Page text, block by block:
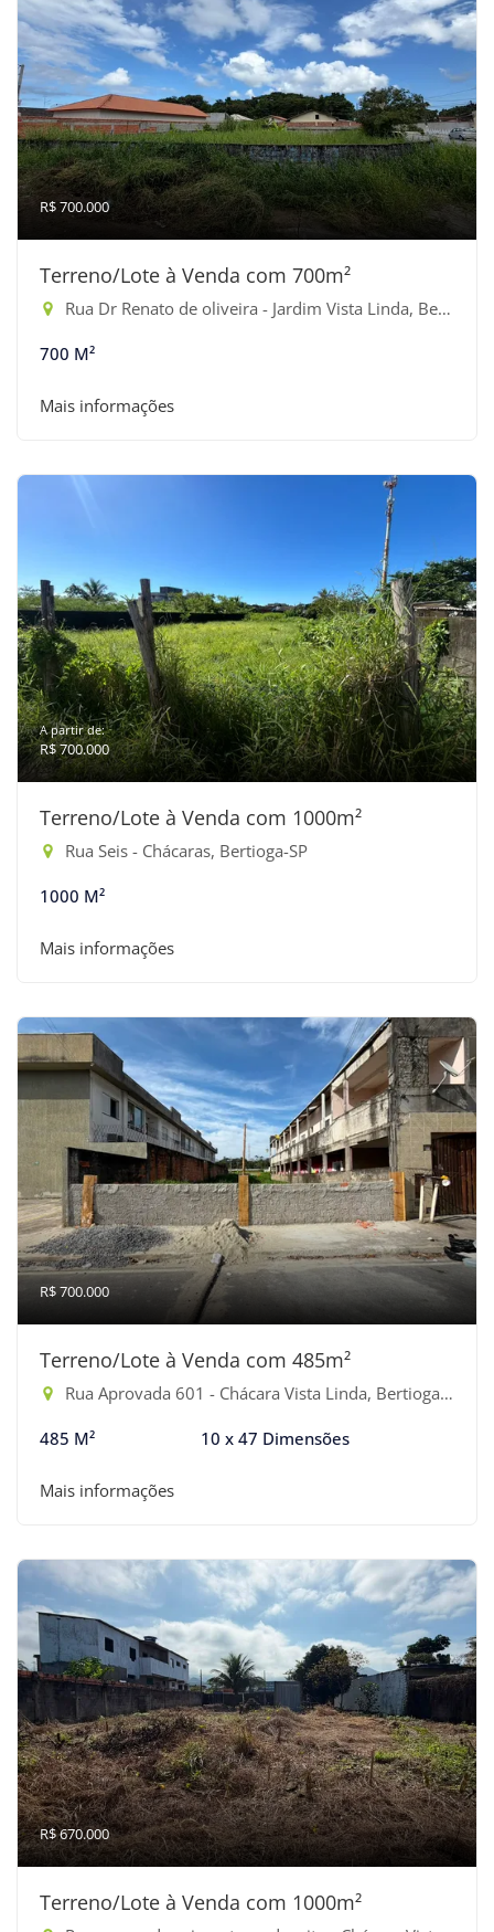
R$ 700.000
Terreno/Lote à Venda com 700m²
Rua Dr Renato de oliveira - Jardim Vista Linda, Bertioga-SP
700 M²
Mais informações
A partir de:
R$ 700.000
Terreno/Lote à Venda com 1000m²
Rua Seis - Chácaras, Bertioga-SP
1000 M²
Mais informações
R$ 700.000
Terreno/Lote à Venda com 485m²
Rua Aprovada 601 - Chácara Vista Linda, Bertioga-SP
485 M² 10 x 47 Dimensões
Mais informações
R$ 670.000
Terreno/Lote à Venda com 1000m²